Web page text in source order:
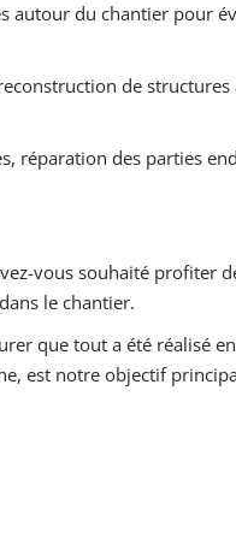
autour du chantier pour
de
réparation des parties
vous souhaité profiter
le chantier.
que tout a été réalisé
est notre objectif